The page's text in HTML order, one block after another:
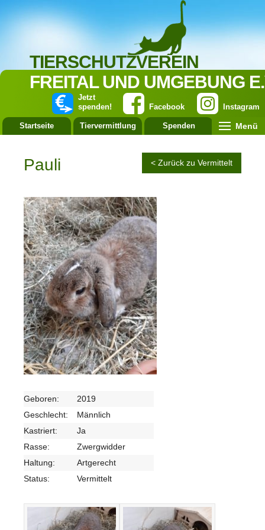
TIERSCHUTZVEREIN
FREITAL UND UMGEBUNG
Instagram
Facebook
Jetzt
spenden!
Startseite Tiervermittlung Spenden Menü
Pauli < Zurück zu Vermittelt
Geboren:
2019
Geschlecht:
Männlich
Kastriert:
Ja
Rasse:
Zwergwidder
Haltung:
Artgerecht
Status:
Vermittelt